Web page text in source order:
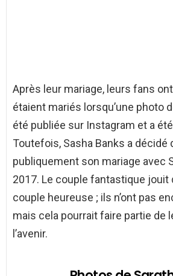
Après leur mariage, leurs fans
étaient mariés lorsqu’une photo
été publiée sur Instagram et a
Toutefois, Sasha Banks a décidé
publiquement son mariage avec
2017. Le couple fantastique jouit
couple heureuse ; ils n’ont pas
mais cela pourrait faire partie de
l’avenir.